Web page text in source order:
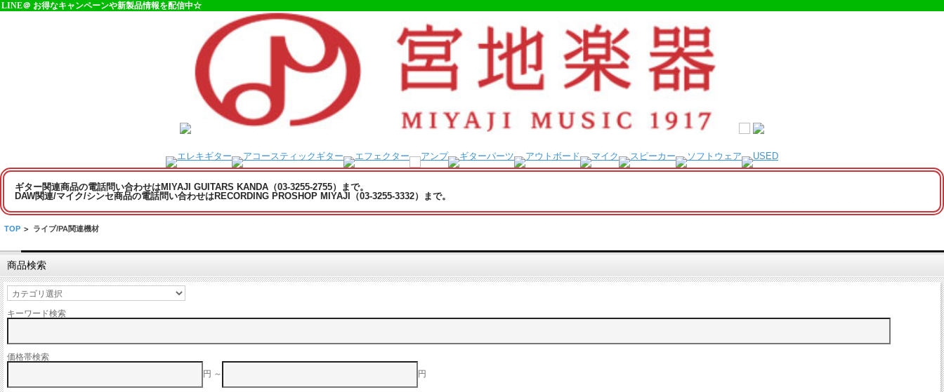
LINE＠ お得なキャンペーンや新製品情報を配信中☆
ギター関連商品の電話問い合わせはMIYAJI GUITARS KANDA（03-3255-2755）まで。
DAW関連/マイク/シンセ商品の電話問い合わせはRECORDING PROSHOP MIYAJI（03-3255-3332）まで。
TOP > ライブ/PA関連機材
商品検索
キーワード検索
価格帯検索
円 ～
円